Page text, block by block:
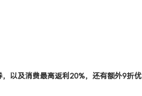
以及消费最高返利20%，还有额外9折优